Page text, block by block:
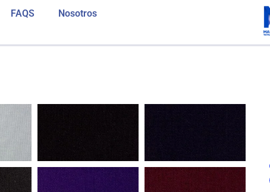
FAQS Nosotros